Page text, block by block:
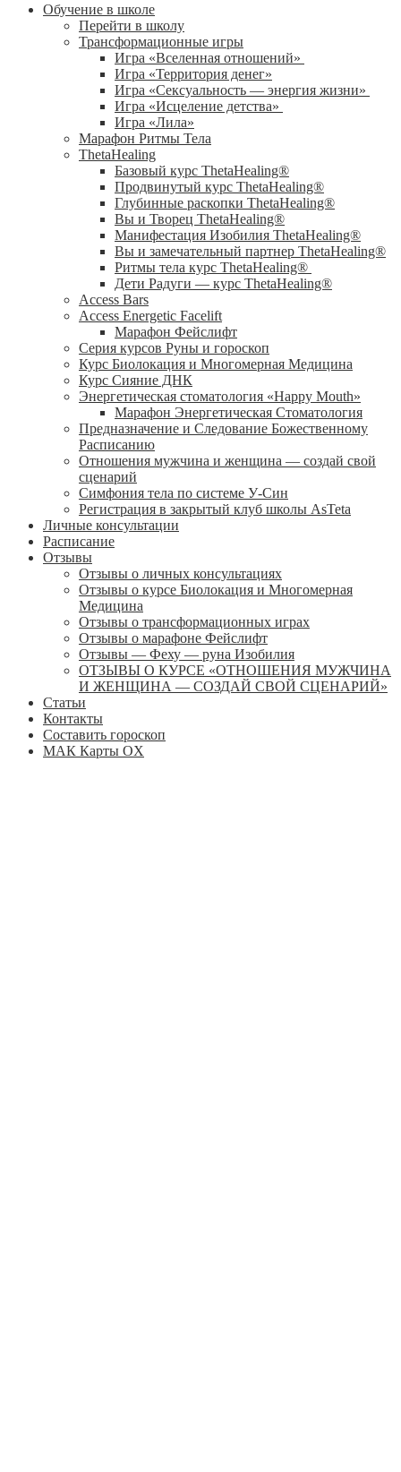
Обучение в школе
Перейти в школу
Трансформационные игры
Игра «Вселенная отношений»
Игра «Территория денег»
Игра «Сексуальность — энергия жизни»
Игра «Исцеление детства»
Игра «Лила»
Марафон Ритмы Тела
ThetaHealing
Базовый курс ThetaHealing®
Продвинутый курс ThetaHealing®
Глубинные раскопки ThetaHealing®
Вы и Творец ThetaHealing®
Манифестация Изобилия ThetaHealing®
Вы и замечательный партнер ThetaHealing®
Ритмы тела курс ThetaHealing®
Дети Радуги — курс ThetaHealing®
Access Bars
Access Energetic Facelift
Марафон Фейслифт
Серия курсов Руны и гороскоп
Курс Биолокация и Многомерная Медицина
Курс Сияние ДНК
Энергетическая стоматология «Happy Mouth»
Марафон Энергетическая Cтоматология
Предназначение и Следование Божественному
Расписанию
Отношения мужчина и женщина — создай свой
сценарий
Симфония тела по системе У-Син
Регистрация в закрытый клуб школы AsTeta
Личные консультации
Расписание
Отзывы
Отзывы о личных консультациях
Отзывы о курсе Биолокация и Многомерная
Медицина
Отзывы о трансформационных играх
Отзывы о марафоне Фейслифт
Отзывы — Феху — руна Изобилия
ОТЗЫВЫ О КУРСЕ «ОТНОШЕНИЯ МУЖЧИНА
И ЖЕНЩИНА — СОЗДАЙ СВОЙ СЦЕНАРИЙ»
Статьи
Контакты
Составить гороскоп
МАК Карты OХ